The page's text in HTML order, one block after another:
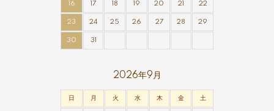
16 17 18 19 20 21 22
23 24 25 26 27 28 29
30 31
2026年9月
日 月 火 水 木 金 土